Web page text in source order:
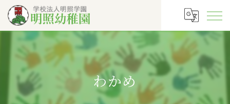
わかめ